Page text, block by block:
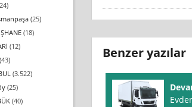
Benzer yazılar
(25)
(18)
(12)
(43)
(3.522)
(25)
(40)